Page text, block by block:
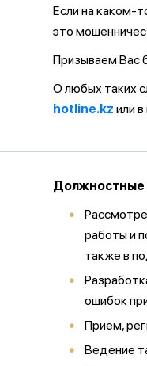
Если на каком-
это
Призываем Вас
О любых таких
hotline.kz или
Должностные
работы и
также в
ошибок
Прием,
Ведение